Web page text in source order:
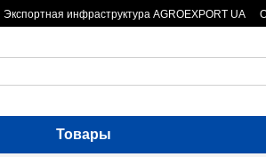
Экспортная инфраструктура AGROEXPORT UA
Товары